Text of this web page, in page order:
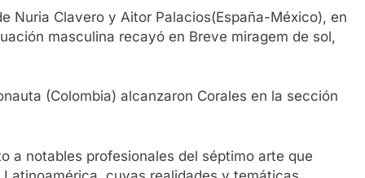
Nuria Clavero y Aitor Palacios(España-México), en
masculina recayó en Breve miragem de sol,
(Colombia) alcanzaron Corales en la sección
a notables profesionales del séptimo arte que